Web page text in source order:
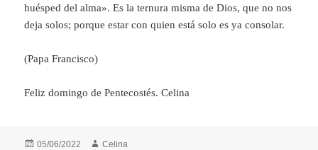
huésped del alma». Es la ternura misma de Dios, que no nos
deja solos; porque estar con quien está solo es ya consolar.
(Papa Francisco)
Feliz domingo de Pentecostés. Celina
Publicado
05/06/2022 Autor
Celina